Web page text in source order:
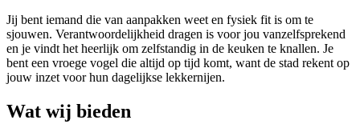
Jij bent iemand die van aanpakken weet en fysiek fit is om te
sjouwen. Verantwoordelijkheid dragen is voor jou vanzelfsprekend
en je vindt het heerlijk om zelfstandig in de keuken te knallen. Je
bent een vroege vogel die altijd op tijd komt, want de stad rekent op
jouw inzet voor hun dagelijkse lekkernijen.
Wat wij bieden